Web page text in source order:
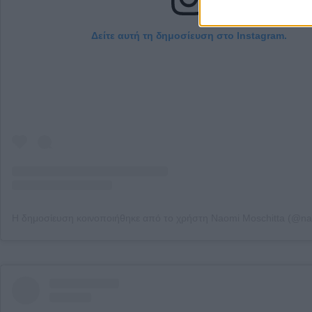
Δείτε αυτή τη δημοσίευση στο Instagram.